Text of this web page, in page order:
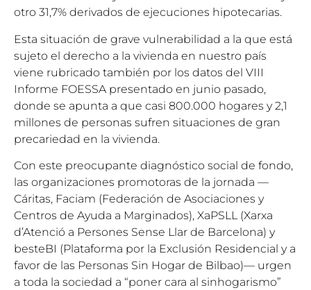
otro 31,7% derivados de ejecuciones hipotecarias.
Esta situación de grave vulnerabilidad a la que está
sujeto el derecho a la vivienda en nuestro país
viene rubricado también por los datos del VIII
Informe FOESSA presentado en junio pasado,
donde se apunta a que casi 800.000 hogares y 2,1
millones de personas sufren situaciones de gran
precariedad en la vivienda.
Con este preocupante diagnóstico social de fondo,
las organizaciones promotoras de la jornada —
Cáritas, Faciam (Federación de Asociaciones y
Centros de Ayuda a Marginados), XaPSLL (Xarxa
d’Atenció a Persones Sense Llar de Barcelona) y
besteBI (Plataforma por la Exclusión Residencial y a
favor de las Personas Sin Hogar de Bilbao)— urgen
a toda la sociedad a “poner cara al sinhogarismo”